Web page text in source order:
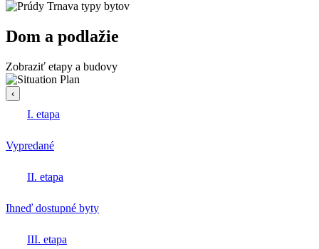
Dom a podlažie
Zobraziť etapy a budovy
‹
I. etapa
Vypredané
II. etapa
Ihneď dostupné byty
III. etapa